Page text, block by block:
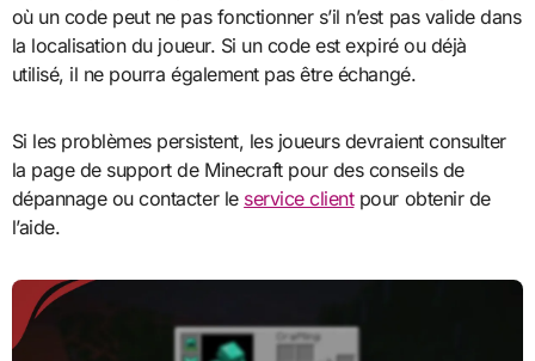
où un code peut ne pas fonctionner s’il n’est pas valide dans
la localisation du joueur. Si un code est expiré ou déjà
utilisé, il ne pourra également pas être échangé.
Si les problèmes persistent, les joueurs devraient consulter
la page de support de Minecraft pour des conseils de
dépannage ou contacter le service clientpour obtenir de
l’aide.